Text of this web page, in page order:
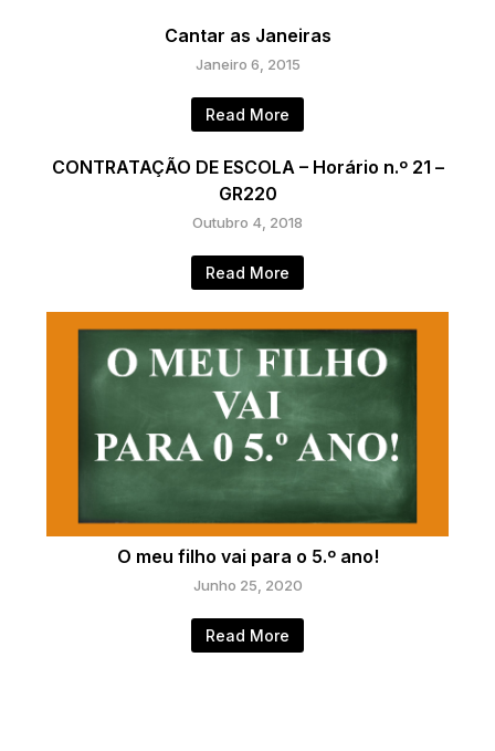
Cantar as Janeiras
Janeiro 6, 2015
Read More
CONTRATAÇÃO DE ESCOLA – Horário n.º 21 –
GR220
Outubro 4, 2018
Read More
O meu filho vai para o 5.º ano!
Junho 25, 2020
Read More